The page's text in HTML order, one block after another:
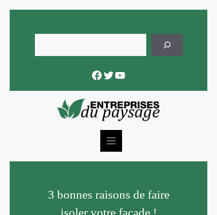
content
Facebook
Twitter
YouTube
3 bonnes raisons de faire
isoler votre façade !